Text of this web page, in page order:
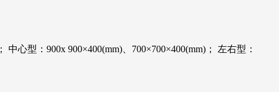
心型：900x 900×400(mm)、700×700×400(mm)； 左右型：